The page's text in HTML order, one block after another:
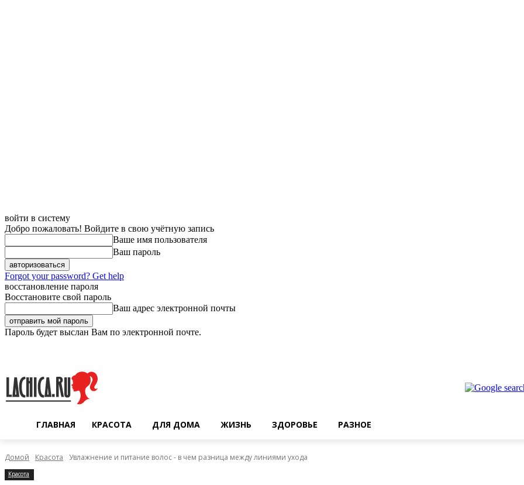
войти в систему
Добро пожаловать! Войдите в свою учётную запись
Ваше имя пользователя
Ваш пароль
Forgot your password? Get help
восстановление пароля
Восстановите свой пароль
Ваш адрес электронной почты
Пароль будет выслан Вам по электронной почте.
ГЛАВНАЯ КРАСОТА ДЛЯ ДОМА ЖИЗНЬ ЗДОРОВЬЕ РАЗНОЕ
Домой Красота Увлажнение и питание волос - в чем разница между линиями ухода
Красота